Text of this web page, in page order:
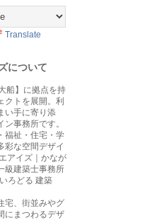
Translate
について
船】に拠点を持
クトを展開。利
い手に寄り添
ン事務所です。
福祉・住宅・学
彩な空間デザイ
アイズ｜かなが
級建築士事務所
ろどる 建築
宅、街並みやグ
にまつわるデザ